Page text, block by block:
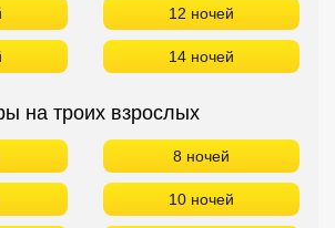
12 ночей
14 ночей
на троих взрослых
8 ночей
10 ночей